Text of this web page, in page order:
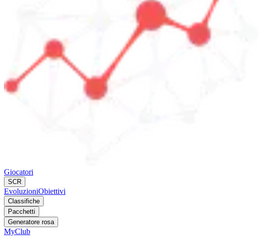
Giocatori
SCR
EvoluzioniObiettivi
Classifiche
Pacchetti
Generatore rosa
MyClub